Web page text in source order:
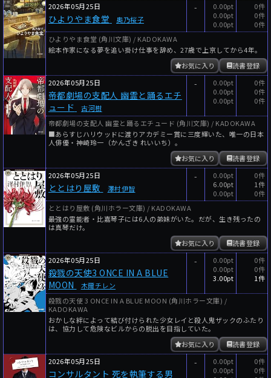
2026年05月25日
ひよりやま食堂 奥乃桜子
-
0.00pt
0.00pt
0.00pt
0件
0件
0件
ひよりやま食堂 (角川文庫) / KADOKAWA
絵本作家になる夢を追い掛け仕事を辞め、27歳で上京してから4年。
読書登録
お気に入り
2026年05月25日
帝都劇場の支配人 幽霊と踊るエチ
ュード
古河樹
-
0.00pt
0.00pt
0.00pt
0件
0件
0件
帝都劇場の支配人 幽霊と踊るエチュード (角川文庫) / KADOKAWA
■あらすじハリウッドに渡りアカデミー賞に三度輝いた、唯一の日本
人俳優・神崎玲一（かんざき れいいち）。
読書登録
お気に入り
2026年05月25日
ととはり屋敷 澤村伊智
-
0.00pt
6.00pt
0.00pt
0件
1件
0件
ととはり屋敷 (角川ホラー文庫) / KADOKAWA
最強の霊能者・比嘉琴子には6人の弟妹がいた。だが、生き残ったの
は真琴だけ。
読書登録
お気に入り
2026年05月25日
殺戮の天使3 ONCE IN A BLUE
MOON
木爾チレン
-
0.00pt
0.00pt
3.00pt
0件
0件
1件
殺戮の天使 3 ONCE IN A BLUE MOON (角川ホラー文庫) /
KADOKAWA
おかしな絆によって結び付けられた少女レイと殺人鬼ザックのふたり
は、協力して危険なビルからの脱出を目指していた。
読書登録
お気に入り
2026年05月25日
コンサルタント 死を執筆する男
-
0.00pt
0.00pt
0件
0件